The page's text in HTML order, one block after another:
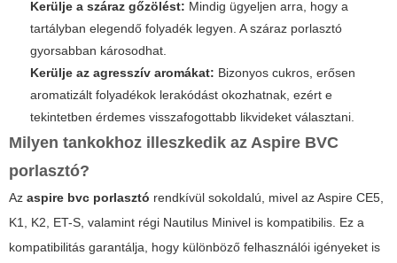
Kerülje a száraz gőzölést: Mindig ügyeljen arra, hogy a
tartályban elegendő folyadék legyen. A száraz porlasztó
gyorsabban károsodhat.
Kerülje az agresszív aromákat: Bizonyos cukros, erősen
aromatizált folyadékok lerakódást okozhatnak, ezért e
tekintetben érdemes visszafogottabb likvideket választani.
Milyen tankokhoz illeszkedik az Aspire BVC
porlasztó?
Az aspire bvc porlasztó rendkívül sokoldalú, mivel az Aspire CE5,
K1, K2, ET-S, valamint régi Nautilus Minivel is kompatibilis. Ez a
kompatibilitás garantálja, hogy különböző felhasználói igényeket is